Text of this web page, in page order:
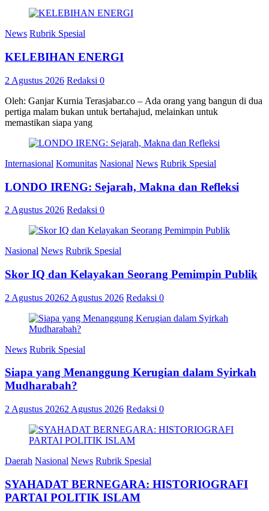
News Rubrik Spesial
KELEBIHAN ENERGI
2 Agustus 2026 Redaksi 0
Oleh: Ganjar Kurnia Terasjabar.co – Ada orang yang bangun di dua
pertiga malam bukan untuk bertahajud, melainkan untuk
memastikan siapa yang
Internasional Komunitas Nasional News Rubrik Spesial
LONDO IRENG: Sejarah, Makna dan Refleksi
2 Agustus 2026 Redaksi 0
Nasional News Rubrik Spesial
Skor IQ dan Kelayakan Seorang Pemimpin Publik
2 Agustus 20262 Agustus 2026 Redaksi 0
News Rubrik Spesial
Siapa yang Menanggung Kerugian dalam Syirkah
Mudharabah?
2 Agustus 20262 Agustus 2026 Redaksi 0
Daerah Nasional News Rubrik Spesial
SYAHADAT BERNEGARA: HISTORIOGRAFI
PARTAI POLITIK ISLAM